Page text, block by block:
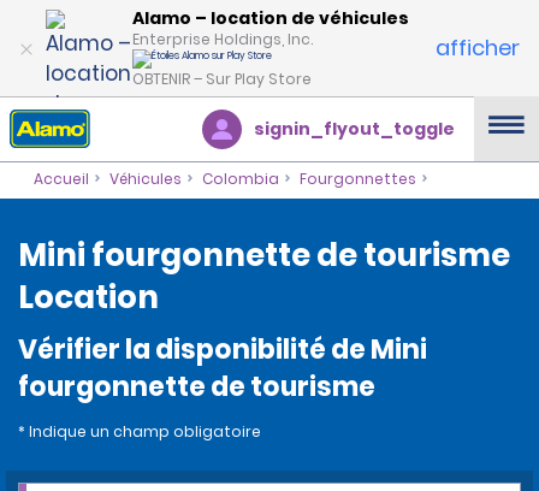
Alamo – location de véhicules
Enterprise Holdings, Inc.
OBTENIR – Sur Play Store
afficher
signin_flyout_toggle
Accueil Véhicules Colombia Fourgonnettes
Mini fourgonnette de tourisme
Location
Vérifier la disponibilité de Mini
fourgonnette de tourisme
* Indique un champ obligatoire